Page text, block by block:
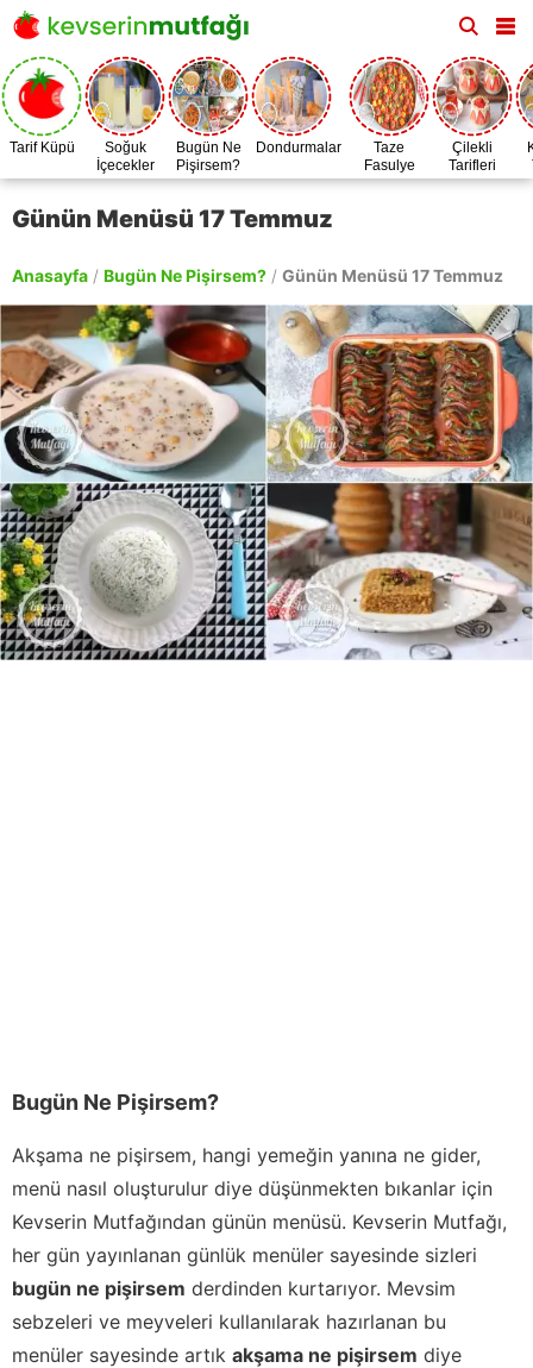
Tarif Küpü
Soğuk
İçecekler
Bugün Ne
Pişirsem?
Dondurmalar
Taze
Fasulye
Zamanı
Çilekli
Tarifleri
Günün Menüsü 17 Temmuz
Anasayfa / Bugün Ne Pişirsem? / Günün Menüsü 17 Temmuz
Bugün Ne Pişirsem?
Akşama ne pişirsem, hangi yemeğin yanına ne gider,
menü nasıl oluşturulur diye düşünmekten bıkanlar için
Kevserin Mutfağından günün menüsü. Kevserin Mutfağı,
her gün yayınlanan günlük menüler sayesinde sizleri
bugün ne pişirsem derdinden kurtarıyor. Mevsim
sebzeleri ve meyveleri kullanılarak hazırlanan bu
menüler sayesinde artık akşama ne pişirsem diye